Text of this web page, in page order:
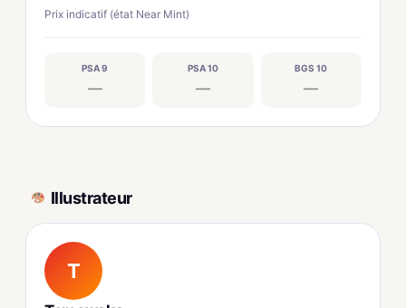
Prix indicatif (état Near Mint)
PSA 9
—
PSA 10
—
BGS 10
—
Illustrateur
T